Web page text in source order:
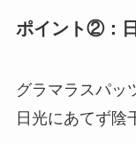
ポイント②：
グラマラスパッ
日光にあてず陰